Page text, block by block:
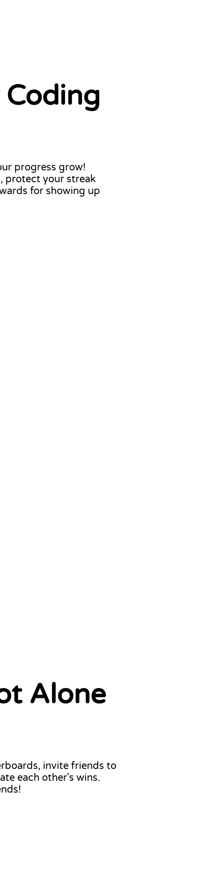
progress grow!
protect your streak
for showing up
Alone
invite friends to
each other's wins.